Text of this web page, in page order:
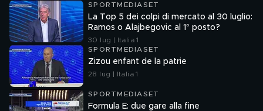
SPORTMEDIASET
La Top 5 dei colpi di mercato al 30 luglio:
Ramos o Alajbegovic al 1° posto?
30 lug | Italia 1
SPORTMEDIASET
Zizou enfant de la patrie
28 lug | Italia 1
SPORTMEDIASET
Formula E: due gare alla fine